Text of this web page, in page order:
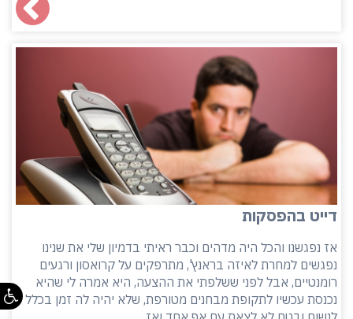
דייט בהפסקות
אז נפגשנו והכל היה מדהים וכבר ראיתי בדמיון שלי את שנינו
נפגשים למחרת לאיזה בראנץ', מתרפקים על קרואסון ורגעים
רומנטיים, אבל לפני ששלפתי את ההצעה, היא אמרה לי שהיא
נכנסת עכשיו לתקופת מבחנים מטורפת, שלא יהיה לה זמן בכלל